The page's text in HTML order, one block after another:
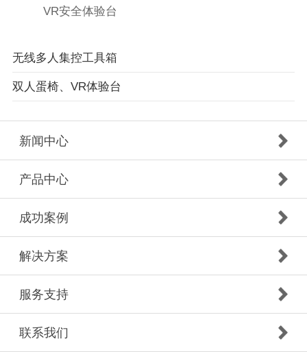
VR安全体验台
无线多人集控工具箱
双人蛋椅、VR体验台
新闻中心
产品中心
成功案例
解决方案
服务支持
联系我们